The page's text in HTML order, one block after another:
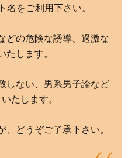
名をご利用下さい。
どの危険な誘導、過激な
たします。
しない、男系男子論など
たします。
、どうぞご了承下さい。